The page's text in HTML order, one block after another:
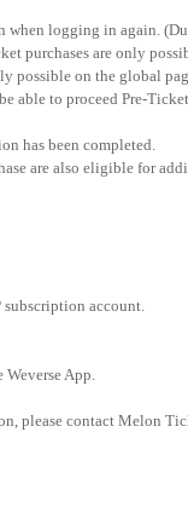
when logging in again.
purchases are only
possible on the global
to proceed Pre-
has been completed.
are also eligible for
subscription account.
App.
please contact Melon